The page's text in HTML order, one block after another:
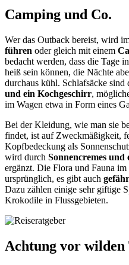
Camping und Co.
Wer das Outback bereist, wird
führen oder gleich mit einem
bedacht werden, dass die Tage
heiß sein können, die Nächte
durchaus kühl. Schlafsäcke sind
und ein Kochgeschirr,
im Wagen etwa in Form eines
Bei der Kleidung, wie man sie
findet, ist auf Zweckmäßigkeit,
Kopfbedeckung als
wird durch Sonnencremes und
ergänzt. Die Flora und Fauna
ursprünglich, es gibt auch
Dazu zählen einige sehr giftige
Krokodile in Flussgebieten.
Achtung vor